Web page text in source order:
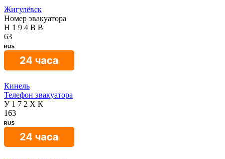
Жигулёвск
Номер эвакуатора
Н 1 9 4 В В
63
Кинель
Телефон эвакуатора
У 1 7 2 Х К
163